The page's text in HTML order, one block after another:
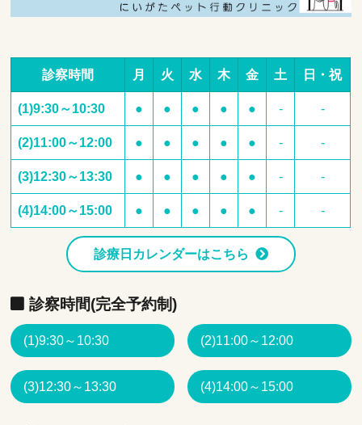
診察時間 月 火 水 木 金 土 日・祝
(1)9:30～10:30 ● ● ● ● ● - -
(2)11:00～12:00 ● ● ● ● ● - -
(3)12:30～13:30 ● ● ● ● ● - -
(4)14:00～15:00 ● ● ● ● ● - -
診療日カレンダーはこちら
診察時間(完全予約制)
(1)9:30～10:30 (2)11:00～12:00
(3)12:30～13:30 (4)14:00～15:00